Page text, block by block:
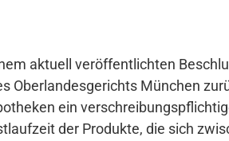
aktuell veröffentlichten
Oberlandesgerichts München
ein
der Produkte, die sich